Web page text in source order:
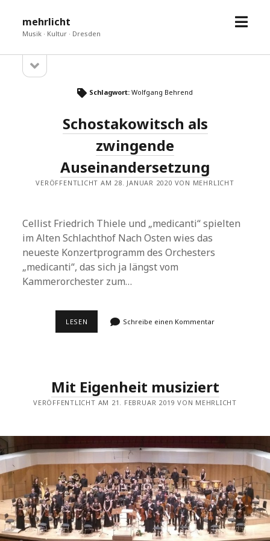
mehrlicht
Musik · Kultur · Dresden
Menü
Sidebar
öffnen
Schlagwort: Wolfgang Behrend
Schostakowitsch als
zwingende
Auseinandersetzung
VERÖFFENTLICHT AM 28. JANUAR 2020 VON MEHRLICHT
Cellist Friedrich Thiele und „medicanti“ spielten
im Alten Schlachthof Nach Osten wies das
neueste Konzertprogramm des Orchesters
„medicanti“, das sich ja längst vom
Kammerorchester zum…
LESEN SCHOSTAKOWITSCH
Schreibe einen Kommentar
Mit Eigenheit musiziert
VERÖFFENTLICHT AM 21. FEBRUAR 2019 VON MEHRLICHT